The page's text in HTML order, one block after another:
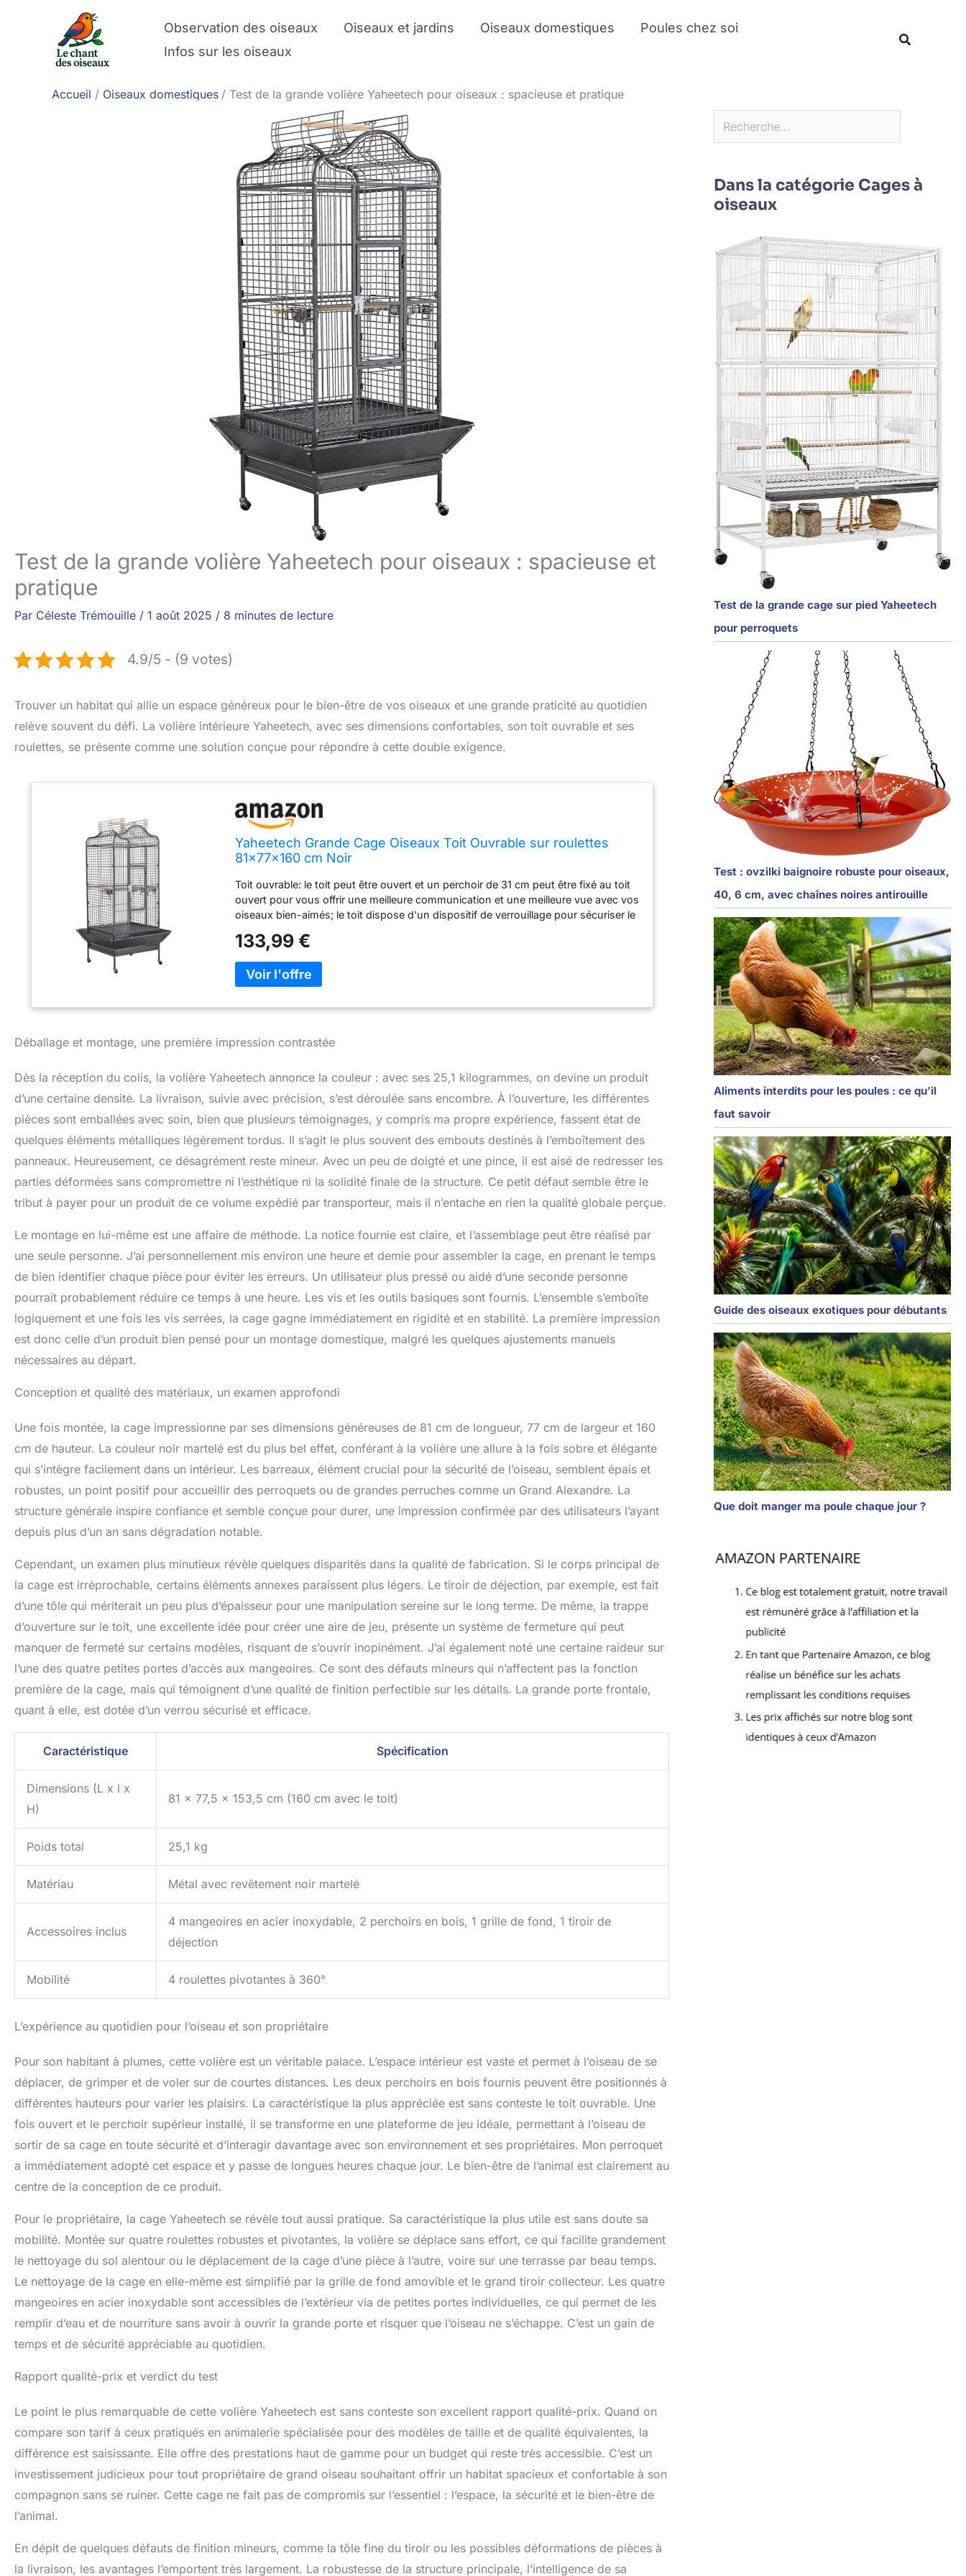
Observation des oiseaux Oiseaux et jardins Oiseaux domestiques
Poules chez soi
Infos sur les oiseaux
Accueil Oiseaux domestiques Test de la grande volière Yaheetech pour oiseaux : spacieuse et pratique
Test de la grande volière Yaheetech pour oiseaux : spacieuse et
pratique
Par Céleste Trémouille / 1 août 2025 / 8 minutes de lecture
4.9/5 - (9 votes)
Trouver un habitat qui allie un espace généreux pour le bien-être de vos oiseaux et une grande praticité au quotidien
relève souvent du défi. La volière intérieure Yaheetech, avec ses dimensions confortables, son toit ouvrable et ses
roulettes, se présente comme une solution conçue pour répondre à cette double exigence.
Yaheetech Grande Cage Oiseaux Toit Ouvrable sur roulettes
81x77x160 cm Noir
Toit ouvrable: le toit peut être ouvert et un perchoir de 31 cm peut être fixé au toit
ouvert pour vous offrir une meilleure communication et une meilleure vue avec vos
oiseaux bien-aimés; le toit dispose d'un dispositif de verrouillage pour sécuriser le
Cette cage à oiseaux espacée de 2,5 cm avec un fil épais est conçue pour
accueillir plusieurs oiseaux de taille moyenne à grande tels que le «perroquet gris».
Le design en plein air offre un moyen encore plus confortable pour une meilleure
interprétation entre vous et vos compagnons à plumes. Construction ultra solide:
notre cage à oiseaux est fabriquée à partir de matériaux de première qualité et finie
la rouille et à l'eau font de cette cage une maison parfaite et accueillante pour
votre perroquet. Sûr et protégé: la porte d'entrée est sécurisée avec un bouton de
empêchent vos oiseaux d'ouvrir les portes et de sortir de la cage, surtout lorsque
vous n'êtes pas chez vous. Le toit peut être fermé hermétiquement, évitant ainsi le
raison de sa très grande taille, un petit effort peut être nécessaire pour déplacer
cette cage. Cependant, notre cage repose sur 4 roues lourdes, ce qui donne
praticité et simplicité pour un déplacement simple du produit. Compte tenu de la
forme des roues, il est possible de déplacer la cage dans toutes les directions.
133,99 €
Déballage et montage, une première impression contrastée
Dès la réception du colis, la volière Yaheetech annonce la couleur : avec ses 25,1 kilogrammes, on devine un produit
d’une certaine densité. La livraison, suivie avec précision, s’est déroulée sans encombre. À l’ouverture, les différentes
pièces sont emballées avec soin, bien que plusieurs témoignages, y compris ma propre expérience, fassent état de
quelques éléments métalliques légèrement tordus. Il s’agit le plus souvent des embouts destinés à l’emboîtement des
panneaux. Heureusement, ce désagrément reste mineur. Avec un peu de doigté et une pince, il est aisé de redresser les
parties déformées sans compromettre ni l’esthétique ni la solidité finale de la structure. Ce petit défaut semble être le
tribut à payer pour un produit de ce volume expédié par transporteur, mais il n’entache en rien la qualité globale perçue.
Le montage en lui-même est une affaire de méthode. La notice fournie est claire, et l’assemblage peut être réalisé par
une seule personne. J’ai personnellement mis environ une heure et demie pour assembler la cage, en prenant le temps
de bien identifier chaque pièce pour éviter les erreurs. Un utilisateur plus pressé ou aidé d’une seconde personne
pourrait probablement réduire ce temps à une heure. Les vis et les outils basiques sont fournis. L’ensemble s’emboîte
logiquement et une fois les vis serrées, la cage gagne immédiatement en rigidité et en stabilité. La première impression
est donc celle d’un produit bien pensé pour un montage domestique, malgré les quelques ajustements manuels
nécessaires au départ.
Conception et qualité des matériaux, un examen approfondi
Une fois montée, la cage impressionne par ses dimensions généreuses de 81 cm de longueur, 77 cm de largeur et 160
cm de hauteur. La couleur noir martelé est du plus bel effet, conférant à la volière une allure à la fois sobre et élégante
qui s’intègre facilement dans un intérieur. Les barreaux, élément crucial pour la sécurité de l’oiseau, semblent épais et
robustes, un point positif pour accueillir des perroquets ou de grandes perruches comme un Grand Alexandre. La
structure générale inspire confiance et semble conçue pour durer, une impression confirmée par des utilisateurs l’ayant
depuis plus d’un an sans dégradation notable.
Cependant, un examen plus minutieux révèle quelques disparités dans la qualité de fabrication. Si le corps principal de
la cage est irréprochable, certains éléments annexes paraissent plus légers. Le tiroir de déjection, par exemple, est fait
d’une tôle qui mériterait un peu plus d’épaisseur pour une manipulation sereine sur le long terme. De même, la trappe
d’ouverture sur le toit, une excellente idée pour créer une aire de jeu, présente un système de fermeture qui peut
manquer de fermeté sur certains modèles, risquant de s’ouvrir inopinément. J’ai également noté une certaine raideur sur
l’une des quatre petites portes d’accès aux mangeoires. Ce sont des défauts mineurs qui n’affectent pas la fonction
première de la cage, mais qui témoignent d’une qualité de finition perfectible sur les détails. La grande porte frontale,
quant à elle, est dotée d’un verrou sécurisé et efficace.
Caractéristique Spécification
Dimensions (L x l x
H)
81 x 77,5 x 153,5 cm (160 cm avec le toit)
Poids total 25,1 kg
Matériau Métal avec revêtement noir martelé
Accessoires inclus
4 mangeoires en acier inoxydable, 2 perchoirs en bois, 1 grille de fond, 1 tiroir de
déjection
Mobilité 4 roulettes pivotantes à 360°
L’expérience au quotidien pour l’oiseau et son propriétaire
Pour son habitant à plumes, cette volière est un véritable palace. L’espace intérieur est vaste et permet à l’oiseau de se
déplacer, de grimper et de voler sur de courtes distances. Les deux perchoirs en bois fournis peuvent être positionnés à
différentes hauteurs pour varier les plaisirs. La caractéristique la plus appréciée est sans conteste le toit ouvrable. Une
fois ouvert et le perchoir supérieur installé, il se transforme en une plateforme de jeu idéale, permettant à l’oiseau de
sortir de sa cage en toute sécurité et d’interagir davantage avec son environnement et ses propriétaires. Mon perroquet
a immédiatement adopté cet espace et y passe de longues heures chaque jour. Le bien-être de l’animal est clairement au
centre de la conception de ce produit.
Pour le propriétaire, la cage Yaheetech se révèle tout aussi pratique. Sa caractéristique la plus utile est sans doute sa
mobilité. Montée sur quatre roulettes robustes et pivotantes, la volière se déplace sans effort, ce qui facilite grandement
le nettoyage du sol alentour ou le déplacement de la cage d’une pièce à l’autre, voire sur une terrasse par beau temps.
Le nettoyage de la cage en elle-même est simplifié par la grille de fond amovible et le grand tiroir collecteur. Les quatre
mangeoires en acier inoxydable sont accessibles de l’extérieur via de petites portes individuelles, ce qui permet de les
remplir d’eau et de nourriture sans avoir à ouvrir la grande porte et risquer que l’oiseau ne s’échappe. C’est un gain de
temps et de sécurité appréciable au quotidien.
Rapport qualité-prix et verdict du test
Le point le plus remarquable de cette volière Yaheetech est sans conteste son excellent rapport qualité-prix. Quand on
compare son tarif à ceux pratiqués en animalerie spécialisée pour des modèles de taille et de qualité équivalentes, la
différence est saisissante. Elle offre des prestations haut de gamme pour un budget qui reste très accessible. C’est un
investissement judicieux pour tout propriétaire de grand oiseau souhaitant offrir un habitat spacieux et confortable à son
compagnon sans se ruiner. Cette cage ne fait pas de compromis sur l’essentiel : l’espace, la sécurité et le bien-être de
l’animal.
En dépit de quelques défauts de finition mineurs, comme la tôle fine du tiroir ou les possibles déformations de pièces à
la livraison, les avantages l’emportent très largement. La robustesse de la structure principale, l’intelligence de sa
Dans la catégorie Cages à
oiseaux
Test de la grande cage sur pied Yaheetech
pour perroquets
Test : ovzilki baignoire robuste pour oiseaux,
40, 6 cm, avec chaînes noires antirouille
Aliments interdits pour les poules : ce qu’il
faut savoir
Guide des oiseaux exotiques pour débutants
Que doit manger ma poule chaque jour ?